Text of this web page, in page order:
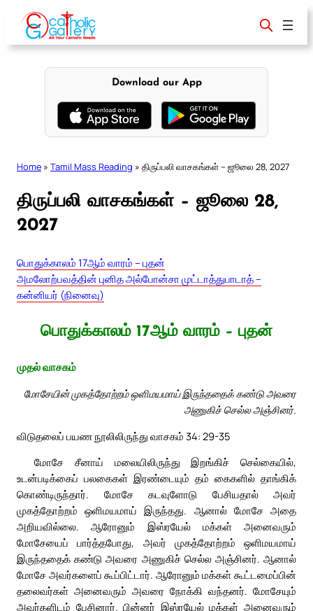
content
Download our App
Home » Tamil Mass Reading » திருப்பலி வாசகங்கள் – ஜூலை 28, 2027
திருப்பலி வாசகங்கள் – ஜூலை 28,
2027
பொதுக்காலம் 17ஆம் வாரம் – புதன்
அமலோற்பவத்தின் புனித அல்போன்சா முட்டாத்துபாடாத் –
கன்னியர் (நினைவு)
பொதுக்காலம் 17ஆம் வாரம் – புதன்
முதல் வாசகம்
மோசேயின் முகத்தோற்றம் ஒளிமயமாய் இருந்ததைக் கண்டு அவரை
அணுகிச் செல்ல அஞ்சினர்.
விடுதலைப் பயண நூலிலிருந்து வாசகம் 34: 29-35
மோசே சீனாய் மலையிலிருந்து இறங்கிச் செல்கையில்,
உடன்படிக்கைப் பலகைகள் இரண்டையும் தம் கைகளில் தாங்கிக்
கொண்டிருந்தார். மோசே கடவுளோடு பேசியதால் அவர்
முகத்தோற்றம் ஒளிமயமாய் இருந்தது. ஆனால் மோசே அதை
அறியவில்லை. ஆரோனும் இஸ்ரயேல் மக்கள் அனைவரும்
மோசேயைப் பார்த்தபோது, அவர் முகத்தோற்றம் ஒளிமயமாய்
இருந்ததைக் கண்டு அவரை அணுகிச் செல்ல அஞ்சினர். ஆனால்
மோசே அவர்களைப் கூப்பிட்டார். ஆரோனும் மக்கள் கூட்டமைப்பின்
தலைவர்கள் அனைவரும் அவரை நோக்கி வந்தனர். மோசேயும்
அவர்களிடம் பேசினார். பின்னர் இஸ்ரயேல் மக்கள் அனைவரும்